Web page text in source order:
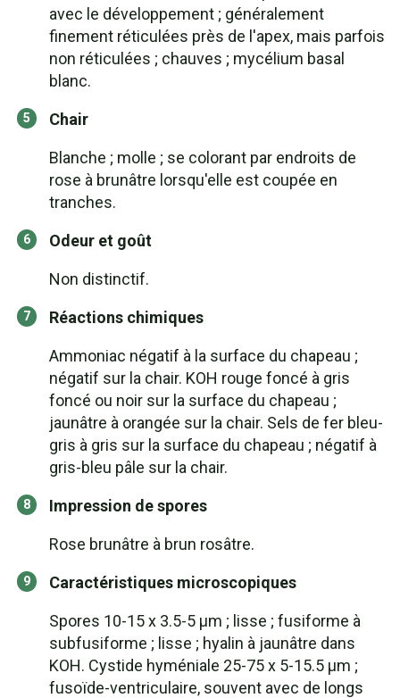
avec le développement ; généralement
finement réticulées près de l'apex, mais parfois
non réticulées ; chauves ; mycélium basal
blanc.
Chair
Blanche ; molle ; se colorant par endroits de
rose à brunâtre lorsqu'elle est coupée en
tranches.
Odeur et goût
Non distinctif.
Réactions chimiques
Ammoniac négatif à la surface du chapeau ;
négatif sur la chair. KOH rouge foncé à gris
foncé ou noir sur la surface du chapeau ;
jaunâtre à orangée sur la chair. Sels de fer bleu-
gris à gris sur la surface du chapeau ; négatif à
gris-bleu pâle sur la chair.
Impression de spores
Rose brunâtre à brun rosâtre.
Caractéristiques microscopiques
Spores 10-15 x 3.5-5 µm ; lisse ; fusiforme à
subfusiforme ; lisse ; hyalin à jaunâtre dans
KOH. Cystide hyméniale 25-75 x 5-15.5 µm ;
fusoïde-ventriculaire, souvent avec de longs